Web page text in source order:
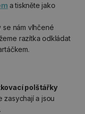
a tiskněte jako
se nám vlhčené
razítka odkládat
polštářky
zasychají a jsou